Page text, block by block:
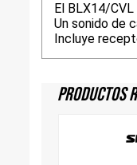
El BLX14/
Un sonido de
Incluye
Productos